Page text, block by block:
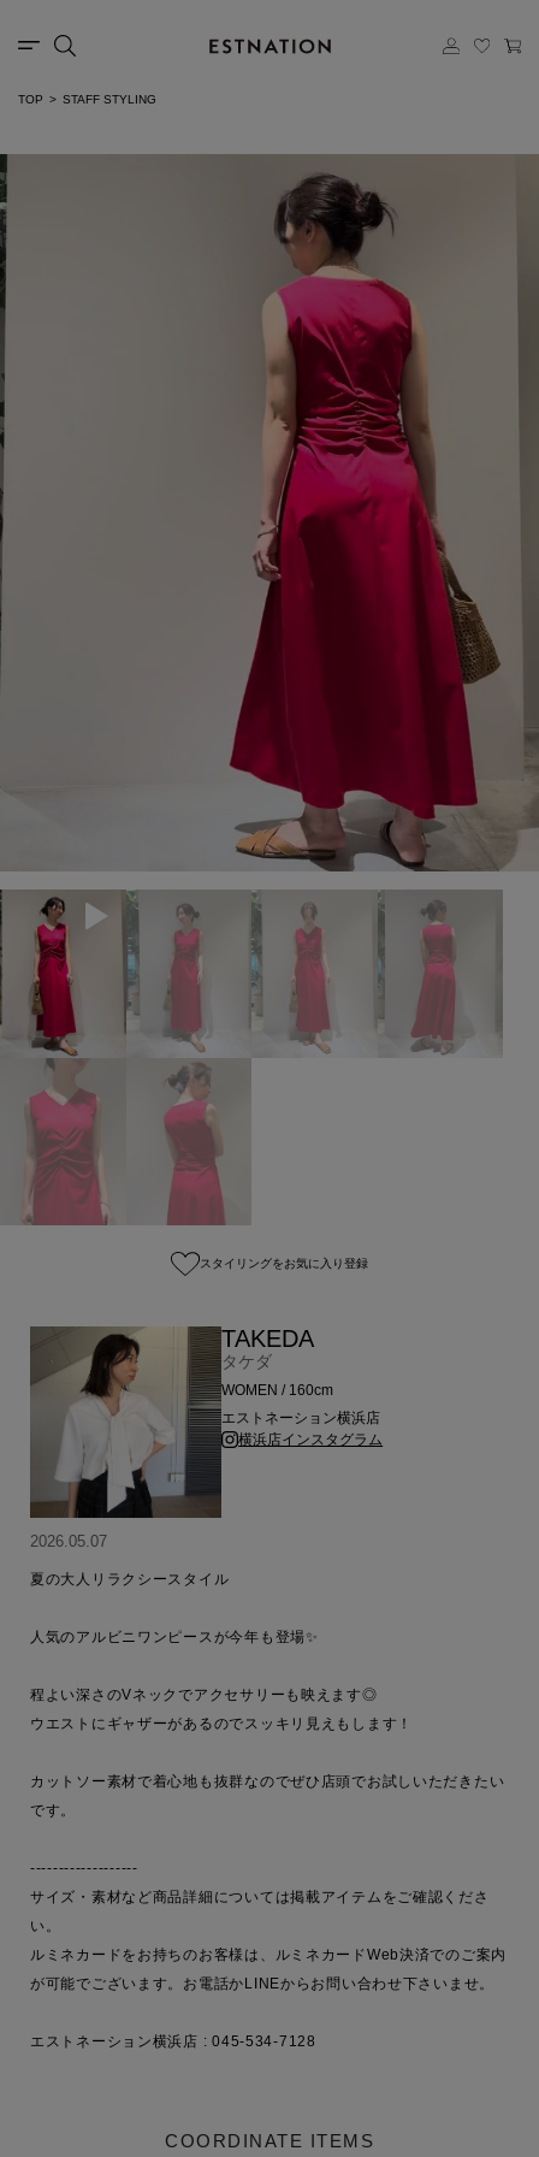
TOP STAFF STYLING
スタイリングをお気に入り登録
TAKEDA
タケダ
WOMEN / 160cm
エストネーション横浜店
横浜店インスタグラム
2026.05.07
夏の大人リラクシースタイル
人気のアルビニワンピースが今年も登場✨
程よい深さのVネックでアクセサリーも映えます◎
ウエストにギャザーがあるのでスッキリ見えもします！
カットソー素材で着心地も抜群なのでぜひ店頭でお試しいただきたい
です。
-------------------
サイズ・素材など商品詳細については掲載アイテムをご確認くださ
い。
ルミネカードをお持ちのお客様は、ルミネカードWeb決済でのご案内
が可能でございます。お電話かLINEからお問い合わせ下さいませ。
COORDINATE ITEMS